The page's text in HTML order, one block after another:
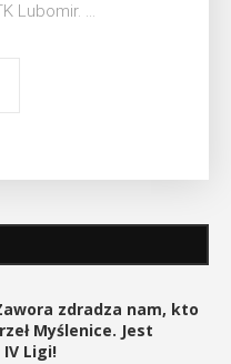
Lubomir. ...
zdradza nam, kto
Myślenice. Jest
Ligi!